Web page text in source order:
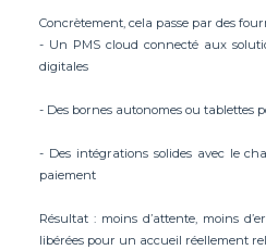
Concrètement, cela passe par des
- Un PMS cloud connecté aux
digitales
- Des bornes autonomes ou tablettes
- Des intégrations solides avec le
paiement
Résultat : moins d’attente, moins
libérées pour un accueil réellement